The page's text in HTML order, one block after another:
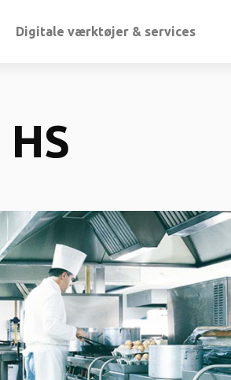
Digitale værktøjer & services